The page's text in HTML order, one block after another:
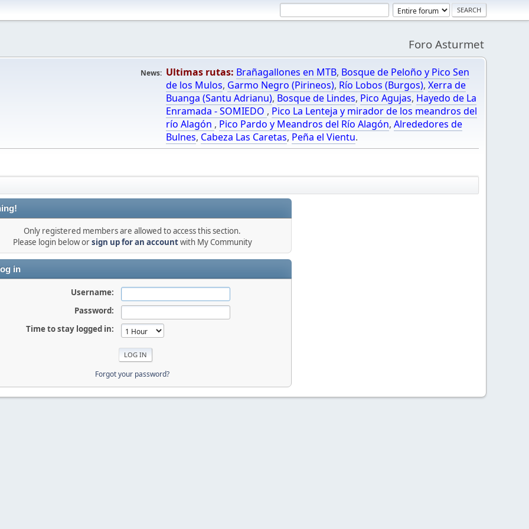
Foro Asturmet
News: Ultimas rutas: Brañagallones en MTB, Bosque de Peloño y Pico Sen
de los Mulos, Garmo Negro (Pirineos), Río Lobos (Burgos), Xerra de
Buanga (Santu Adrianu), Bosque de Lindes, Pico Agujas, Hayedo de La
Enramada - SOMIEDO , Pico La Lenteja y mirador de los meandros del
río Alagón , Pico Pardo y Meandros del Río Alagón, Alrededores de
Bulnes, Cabeza Las Caretas, Peña el Vientu.
Only registered members are allowed to access this section.
Please login below orsign up for an accountwith My Community
in
Username:
Password:
Time to stay logged in:
Forgot your password?